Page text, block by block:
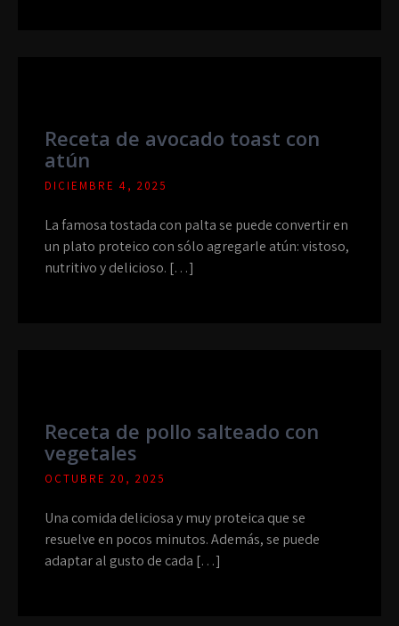
Receta de avocado toast con
atún
DICIEMBRE 4, 2025
La famosa tostada con palta se puede convertir en
un plato proteico con sólo agregarle atún: vistoso,
nutritivo y delicioso. […]
Receta de pollo salteado con
vegetales
OCTUBRE 20, 2025
Una comida deliciosa y muy proteica que se
resuelve en pocos minutos. Además, se puede
adaptar al gusto de cada […]